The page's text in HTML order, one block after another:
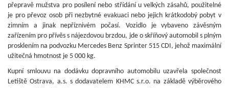
přepravě mužstva pro posílení nebo střídání u velkých zásahů, použitelné
je pro převoz osob při nezbytné evakuaci nebo jejich krátkodobý pobyt v
zimním a jinak nepříznivém počasí. Vozidlo je vybaveno závěsným
zařízením pro přívěs s nájezdovou brzdou, jde o skříňový automobil s plným
prosklením na podvozku Mercedes Benz Sprinter 515 CDI, jehož maximální
užitečná hmotnost je 5 000 kg.
Kupní smlouvu na dodávku dopravního automobilu uzavřela společnost
Letiště Ostrava, a.s. s dodavatelem KHMC s.r.o. na základě výběrového